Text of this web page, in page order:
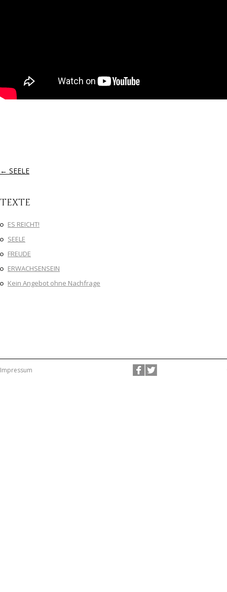
Artikel-Navigation
← SEELE
Texte
ES REICHT!
SEELE
FREUDE
ERWACHSENSEIN
Kein Angebot ohne Nachfrage
Impressum